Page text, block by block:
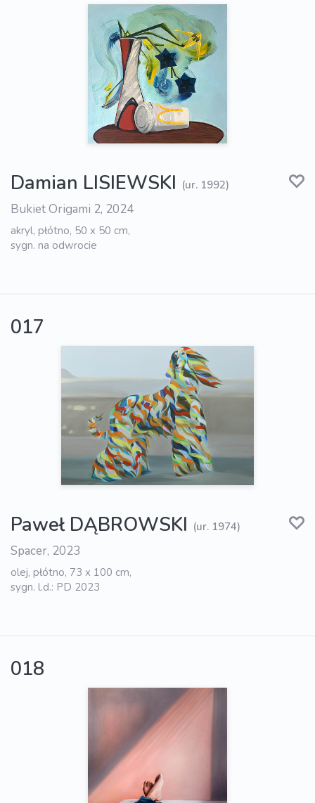
Damian LISIEWSKI (ur. 1992)
Bukiet Origami 2, 2024
akryl, płótno, 50 x 50 cm,
sygn. na odwrocie
017
Paweł DĄBROWSKI (ur. 1974)
Spacer, 2023
olej, płótno, 73 x 100 cm,
sygn. l.d.: PD 2023
018